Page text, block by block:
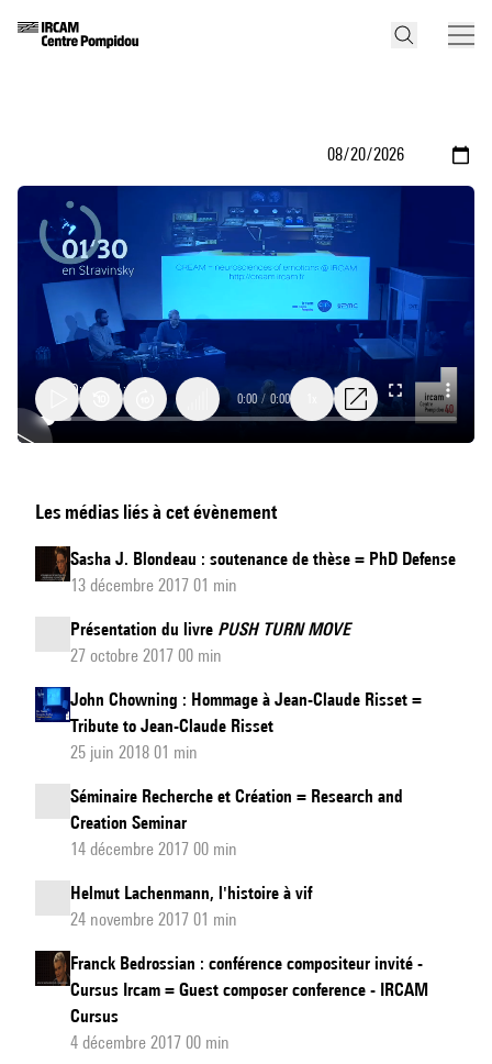
ANR
ChaNTer
=
ANR
Project
ChaNTer
0:00 / 0:00
Les médias liés à cet évènement
Sasha J. Blondeau : soutenance de thèse = PhD Defense
13 décembre 2017 01 min
Présentation du livre PUSH TURN MOVE
27 octobre 2017 00 min
John Chowning : Hommage à Jean-Claude Risset =
Tribute to Jean-Claude Risset
25 juin 2018 01 min
Séminaire Recherche et Création = Research and
Creation Seminar
14 décembre 2017 00 min
Helmut Lachenmann, l'histoire à vif
24 novembre 2017 01 min
Franck Bedrossian : conférence compositeur invité -
Cursus Ircam = Guest composer conference - IRCAM
Cursus
4 décembre 2017 00 min